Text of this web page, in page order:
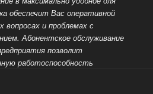
обеспечит Вас оперативной
и проблемах с
Абонентское обслуживание
позволит
работоспособность